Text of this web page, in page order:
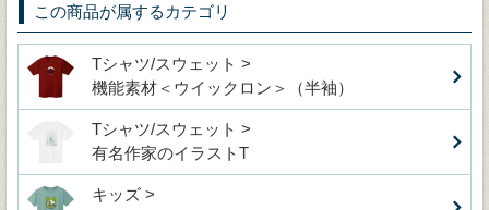
この商品が属するカテゴリ
Tシャツ/スウェット >
機能素材＜ウイックロン＞（半袖）
Tシャツ/スウェット >
有名作家のイラストT
キッズ >